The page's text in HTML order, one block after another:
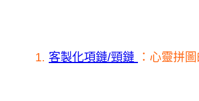
1. 客製化項鏈/頸鏈 ：心靈拼